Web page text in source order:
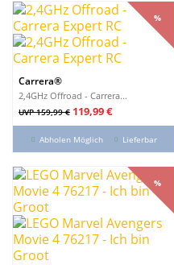
Reduzierte Artikel9
Produkte anzeigen
Carrera®
2,4GHz Offroad - Carrera...
Verkaufspreis
UVP 159,99 €
%
Preis
119,99 €
%
Abholen Möglich Lieferbar
%
%